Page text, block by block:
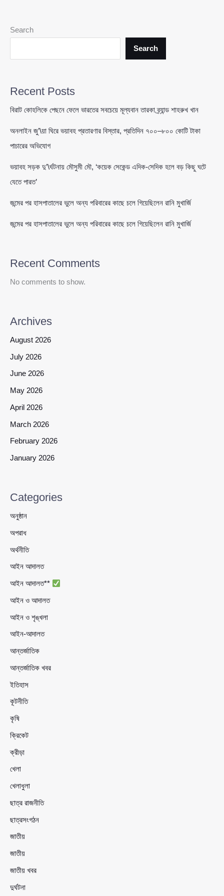
আহ্বান,
আলি
Search
Search
Recent Posts
বিরাট কোহলিকে পেছনে ফেলে ভারতের সবচেয়ে মূল্যবান তারকা ব্র্যান্ড শাহরুখ খান
অনলাইন জু’\য়া ঘিরে ভয়াবহ প্রতারণার বিস্তার, প্রতিদিন ৭০০–৮০০ কোটি টাকা
পাচারের অভিযোগ
ভয়াবহ সড়ক দু’\র্ঘটনায় মৌসুমী মৌ, ‘কয়েক সেকেন্ড এদিক-সেদিক হলে বড় কিছু ঘটে
যেতে পারত’
জন্মের পর হাসপাতালের ভুলে অন্য পরিবারের কাছে চলে গিয়েছিলেন রানি মুখার্জি
জন্মের পর হাসপাতালের ভুলে অন্য পরিবারের কাছে চলে গিয়েছিলেন রানি মুখার্জি
Recent Comments
No comments to show.
Archives
August 2026
July 2026
June 2026
May 2026
April 2026
March 2026
February 2026
January 2026
Categories
অনুষ্ঠান
অপরাধ
অর্থনীতি
আইন আদালত
আইন আদালত**
আইন ও আদালত
আইন ও শৃঙ্খলা
আইন-আদালত
আন্তর্জাতিক
আন্তর্জাতিক খবর
ইতিহাস
কূটনীতি
কৃষি
ক্রিকেট
ক্রীড়া
খেলা
খেলাধুলা
ছাত্র রাজনীতি
ছাত্রসংগঠন
জাতীয়
জাতীয়
জাতীয় খবর
দুর্ঘটনা